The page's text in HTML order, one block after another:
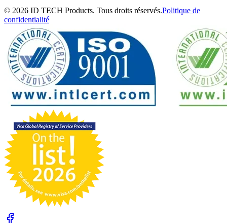
© 2026 ID TECH Products. Tous droits réservés.Politique de
confidentialité